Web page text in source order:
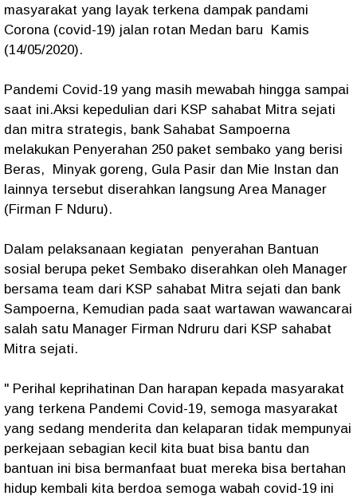
masyarakat yang layak terkena dampak pandami
Corona (covid-19) jalan rotan Medan baru Kamis
(14/05/2020).
Pandemi Covid-19 yang masih mewabah hingga sampai
saat ini.Aksi kepedulian dari KSP sahabat Mitra sejati
dan mitra strategis, bank Sahabat Sampoerna
melakukan Penyerahan 250 paket sembako yang berisi
Beras, Minyak goreng, Gula Pasir dan Mie Instan dan
lainnya tersebut diserahkan langsung Area Manager
(Firman F Nduru).
Dalam pelaksanaan kegiatan penyerahan Bantuan
sosial berupa peket Sembako diserahkan oleh Manager
bersama team dari KSP sahabat Mitra sejati dan bank
Sampoerna, Kemudian pada saat wartawan wawancarai
salah satu Manager Firman Ndruru dari KSP sahabat
Mitra sejati.
" Perihal keprihatinan Dan harapan kepada masyarakat
yang terkena Pandemi Covid-19, semoga masyarakat
yang sedang menderita dan kelaparan tidak mempunyai
perkejaan sebagian kecil kita buat bisa bantu dan
bantuan ini bisa bermanfaat buat mereka bisa bertahan
hidup kembali kita berdoa semoga wabah covid-19 ini